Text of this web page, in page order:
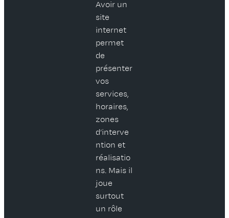
Avoir un
site
internet
permet
de
présenter
vos
services,
horaires,
zones
d’interve
ntion et
réalisatio
ns. Mais il
joue
surtout
un rôle